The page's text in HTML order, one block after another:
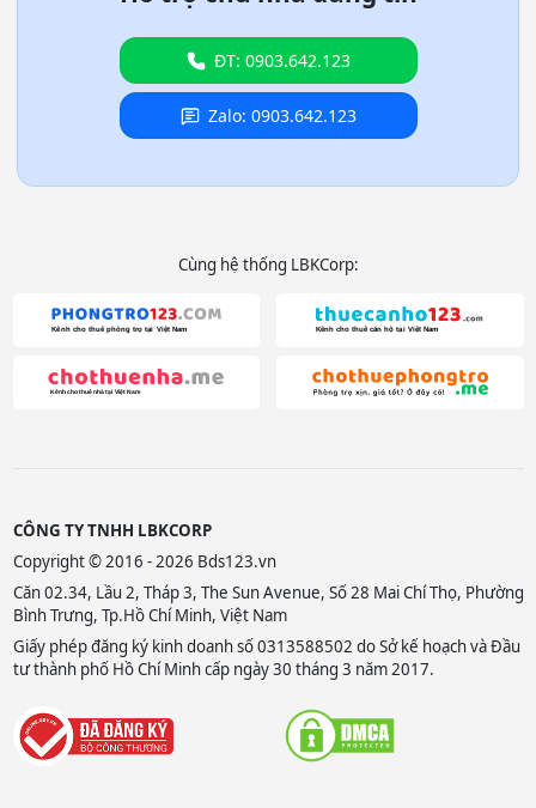
ĐT: 0903.642.123
Zalo: 0903.642.123
Cùng hệ thống LBKCorp:
CÔNG TY TNHH LBKCORP
Copyright © 2016 - 2026 Bds123.vn
Căn 02.34, Lầu 2, Tháp 3, The Sun Avenue, Số 28 Mai Chí Thọ, Phường
Bình Trưng, Tp.Hồ Chí Minh, Việt Nam
Giấy phép đăng ký kinh doanh số 0313588502 do Sở kế hoạch và Đầu
tư thành phố Hồ Chí Minh cấp ngày 30 tháng 3 năm 2017.